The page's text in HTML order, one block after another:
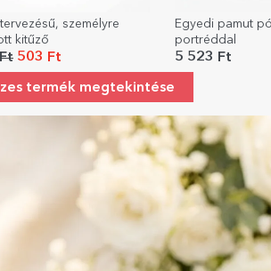
személyre
kitűző
503 Ft
Egyedi pamut
portréddal
5 523 Ft
termék megtekintése
szabott esküvői ajándékok
FEL